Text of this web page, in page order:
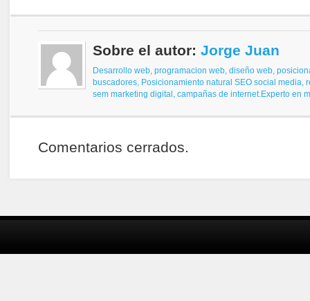
Sobre el autor: Jorge Juan
Desarrollo web, programacion web, diseño web,
buscadores, Posicionamiento natural SEO social media,
sem marketing digital, campañas de internet.Experto en
Comentarios cerrados.